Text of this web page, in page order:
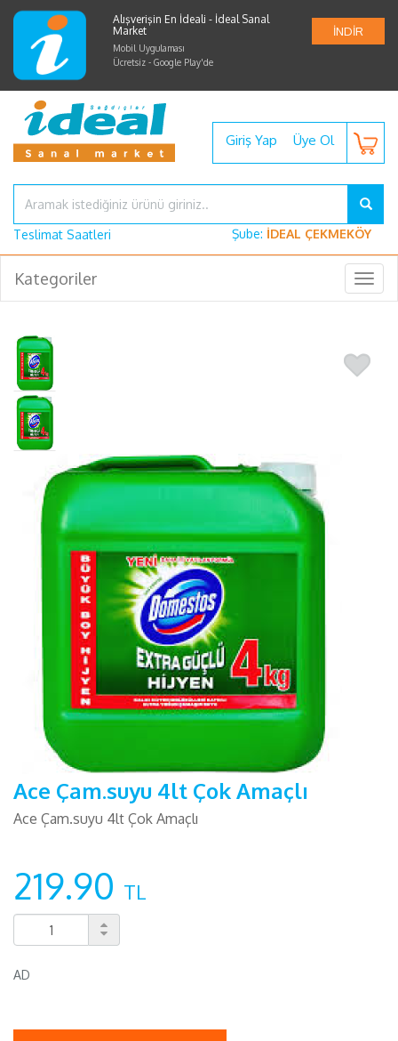
Alışverişin En İdeali - İdeal Sanal
Market
Mobil Uygulaması
Ücretsiz - Google Play'de
İNDİR
Giriş Yap Üye Ol
Teslimat Saatleri Şube: İDEAL ÇEKMEKÖY
Kategoriler
Ace Çam.suyu 4lt Çok Amaçlı
Ace Çam.suyu 4lt Çok Amaçlı
219.90 TL
AD